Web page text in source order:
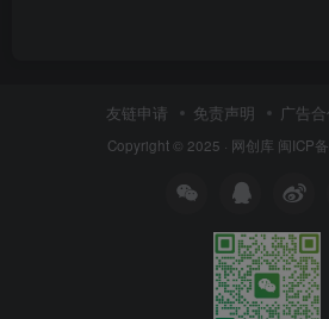
友链申请 免责声明 广告
Copyright © 2025 · 网创库 闽ICP